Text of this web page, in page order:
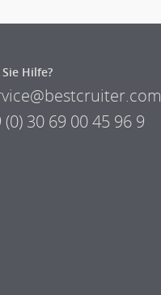
Hilfe?
(0) 30 69 00 45 96 9